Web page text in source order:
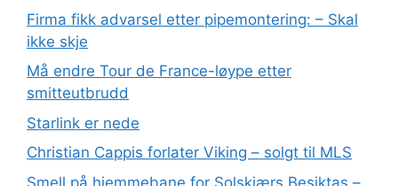
Firma fikk advarsel etter pipemontering: – Skal
ikke skje
Må endre Tour de France-løype etter
smitteutbrudd
Starlink er nede
Christian Cappis forlater Viking – solgt til MLS
Smell på hjemmebane for Solskjærs Besiktas –